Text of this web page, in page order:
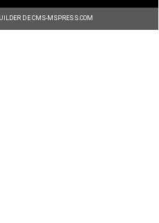
DE CMS-MSPRESS.COM